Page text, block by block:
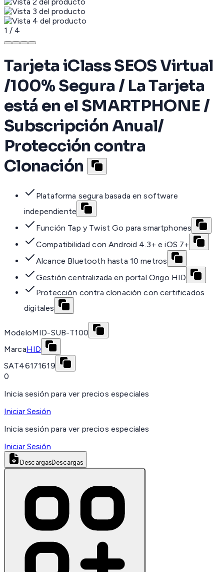
1 / 4
Tarjeta iClass SEOS Virtual
/100% Segura / La Tarjeta
está en el SMARTPHONE /
Subscripción Anual/
Protección contra
Clonación
Plataforma segura basada en software
independiente
Función Tap y Twist Go para smartphones
Compatibilidad con Android 4.3+ e iOS 7+
Alcance Bluetooth hasta 10 metros
Gestión centralizada en portal Origo HID
Protección contra clonación con certificados
digitales
ModeloMID-SUB-T100
MarcaHID
SAT46171619
0
Inicia sesión para ver precios especiales
Iniciar Sesión
Inicia sesión para ver precios especiales
Iniciar Sesión
DescargasDescargas